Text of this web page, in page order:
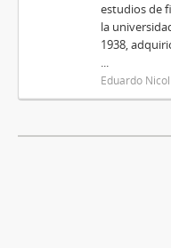
estudios de
la
1938,
...
Eduardo